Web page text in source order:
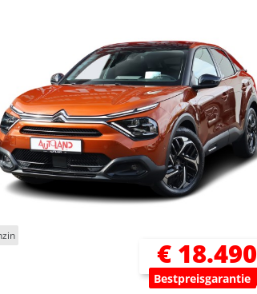
€ 18.490
Bestpreisgarantie